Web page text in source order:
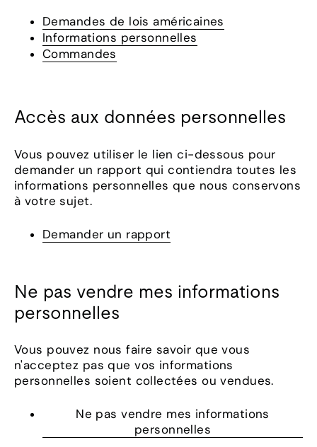
Demandes de lois américaines
Informations personnelles
Commandes
Accès aux données personnelles
Vous pouvez utiliser le lien ci-dessous pour
demander un rapport qui contiendra toutes les
informations personnelles que nous conservons
à votre sujet.
Demander un rapport
Ne pas vendre mes informations
personnelles
Vous pouvez nous faire savoir que vous
n'acceptez pas que vos informations
personnelles soient collectées ou vendues.
Ne pas vendre mes informations
personnelles